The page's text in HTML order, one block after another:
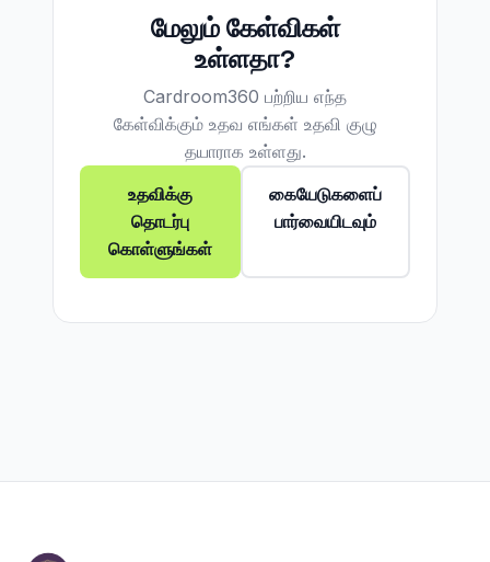
மேலும் கேள்விகள்
உள்ளதா?
Cardroom360 பற்றிய எந்த
கேள்விக்கும் உதவ எங்கள் உதவி குழு
தயாராக உள்ளது.
உதவிக்கு
தொடர்பு
கொள்ளுங்கள்
கையேடுகளைப்
பார்வையிடவும்